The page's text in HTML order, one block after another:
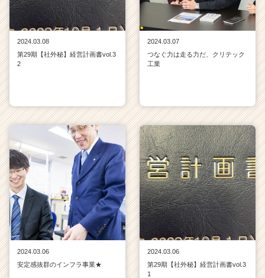
2024.03.08
第29期【社外秘】経営計画書vol.3
2
2024.03.07
つなぐ力は走る力だ、クリテック
工業
2024.03.06
安定感抜群のインフラ事業★
2024.03.06
第29期【社外秘】経営計画書vol.3
1